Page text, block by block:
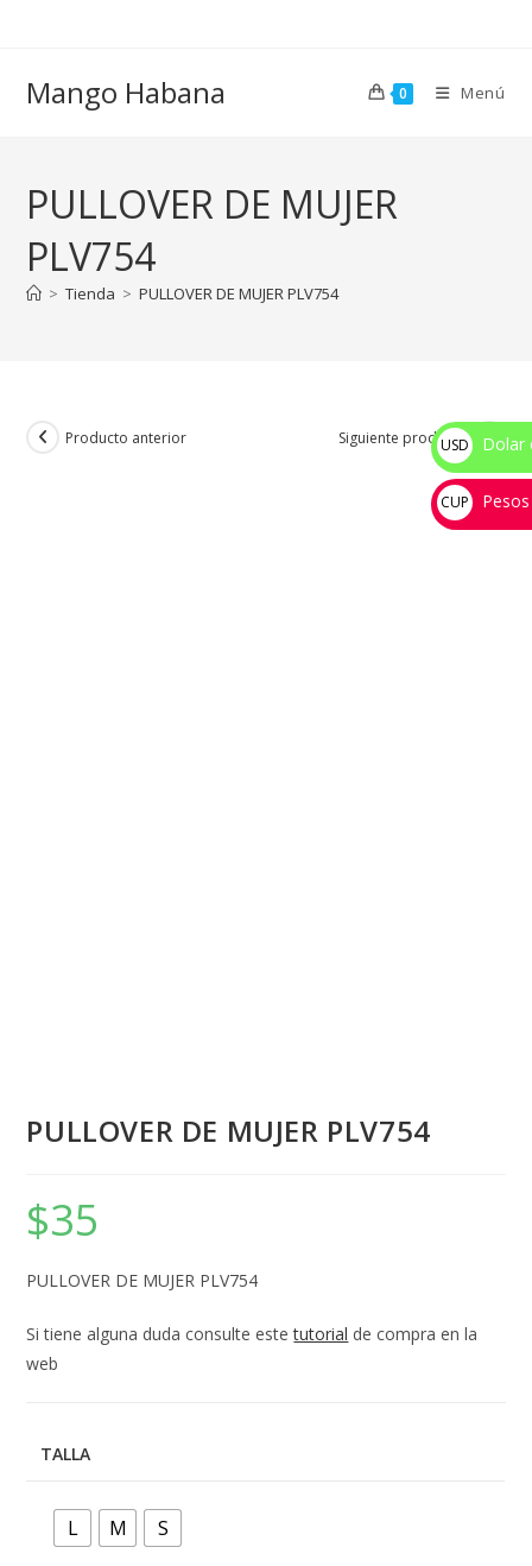
Mango Habana 0 Menú
PULLOVER DE MUJER
PLV754
> Tienda > PULLOVER DE MUJER PLV754
Producto anterior Siguiente producto
PULLOVER DE MUJER PLV754
$35
PULLOVER DE MUJER PLV754
Si tiene alguna duda consulte estetutorial de compra en la
web
TALLA
L M S
USD
$
Dolar
CUP
💰
Pesos